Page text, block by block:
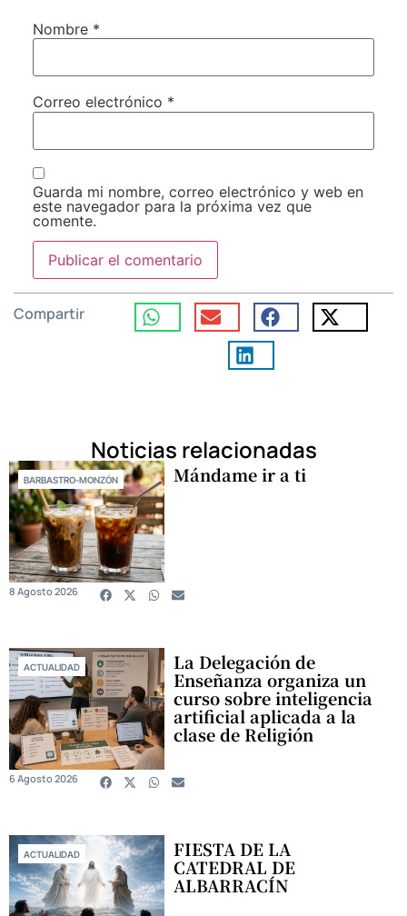
Nombre *
Correo electrónico *
Guarda mi nombre, correo electrónico y web en
este navegador para la próxima vez que
comente.
Compartir
Noticias relacionadas
BARBASTRO-MONZÓN Mándame ir a ti
8 Agosto 2026
ACTUALIDAD La Delegación de
Enseñanza organiza un
curso sobre inteligencia
artificial aplicada a la
clase de Religión
6 Agosto 2026
ACTUALIDAD FIESTA DE LA
CATEDRAL DE
ALBARRACÍN